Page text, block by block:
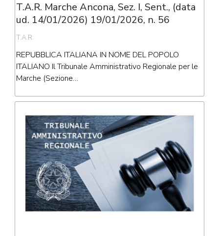
T.A.R. Marche Ancona, Sez. I, Sent., (data
ud. 14/01/2026) 19/01/2026, n. 56
T.A.R.
REPUBBLICA ITALIANA IN NOME DEL POPOLO
ITALIANO Il Tribunale Amministrativo Regionale per le
Marche (Sezione…